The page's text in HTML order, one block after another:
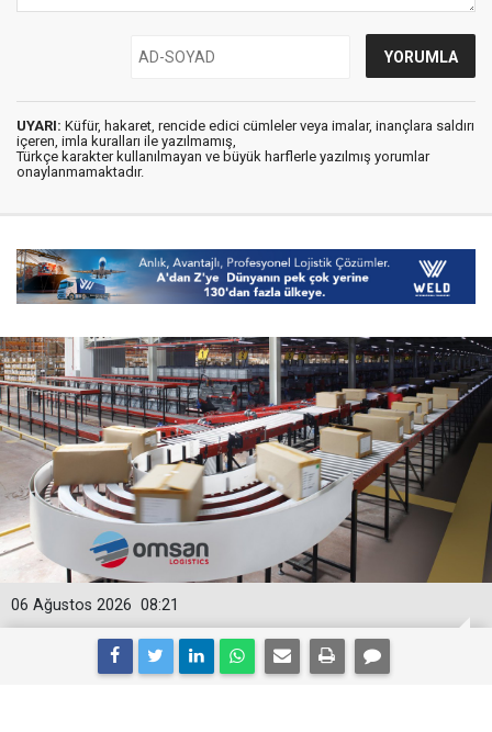
UYARI: Küfür, hakaret, rencide edici cümleler veya imalar, inançlara saldırı
içeren, imla kuralları ile yazılmamış,
Türkçe karakter kullanılmayan ve büyük harflerle yazılmış yorumlar
onaylanmamaktadır.
08:21
06 Ağustos 2026